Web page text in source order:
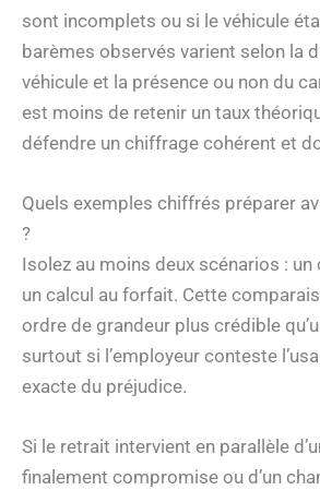
sont incomplets ou si le véhicule
barèmes observés varient selon la
véhicule et la présence ou non du
est moins de retenir un taux
défendre un chiffrage cohérent et
Quels exemples chiffrés préparer
?
Isolez au moins deux scénarios : un
un calcul au forfait. Cette
ordre de grandeur plus crédible
surtout si l’employeur conteste
exacte du préjudice.
Si le retrait intervient en parallèle
finalement compromise ou d’un